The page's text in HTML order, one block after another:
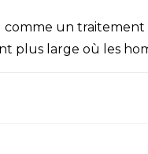
comme un
plus large où les